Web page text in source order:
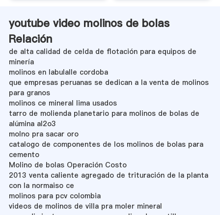
youtube video molinos de bolas
Relación
de alta calidad de celda de flotación para equipos de
minería
molinos en labulalle cordoba
que empresas peruanas se dedican a la venta de molinos
para granos
molinos ce mineral lima usados
tarro de molienda planetario para molinos de bolas de
alúmina al2o3
molno pra sacar oro
catalogo de componentes de los molinos de bolas para
cemento
Molino de bolas Operación Costo
2013 venta caliente agregado de trituración de la planta
con la normaiso ce
molinos para pcv colombia
videos de molinos de villa pra moler mineral